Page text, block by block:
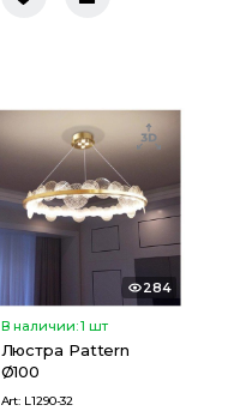
284
В наличии:1 шт
Люстра Pattern
Ø100
Art: L1290-32